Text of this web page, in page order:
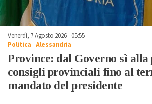
Venerdì, 7 Agosto 2026 - 05:55
Politica-Alessandria
Province: dal Governo sì alla
consigli provinciali fino al
mandato del presidente